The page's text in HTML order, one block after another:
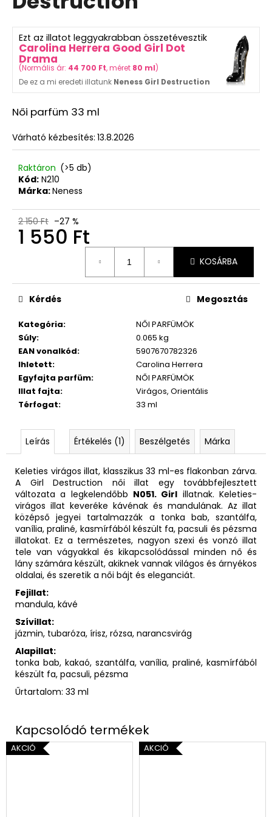
ből
csillag.
Ezt az illatot leggyakrabban összetévesztik
Carolina Herrera Good Girl Dot
Drama
(Normális ár: 44 700 Ft, méret 80 ml)
De ez a mi eredeti illatunk Neness Girl Destruction
Női parfüm 33 ml
Várható kézbesítés: 13.8.2026
Raktáron (>5 db)
Kód: N210
Márka:Neness
2 150 Ft –27 %
1 550 Ft
KOSÁRBA
Kategória:
NŐI PARFÜMÖK
Súly:
0.065 kg
EAN vonalkód:
5907670782326
Ihletett:
Carolina Herrera
Egyfajta parfüm:
NŐI PARFÜMÖK
Illat fajta:
Virágos, Orientális
Térfogat: 33 ml
Kérdés Megosztás
Leírás Értékelés (1) Beszélgetés Márka
Keleties virágos illat, klasszikus 33 ml-es flakonban zárva.
A Girl Destruction női illat egy továbbfejlesztett
változata a legkelendőbb N051. Girl illatnak. Keleties-
virágos illat keveréke kávénak és mandulának. Az illat
középső jegyei tartalmazzák a tonka bab, szantálfa,
vanília, praliné, kasmírfából készült fa, pacsuli és pézsma
illatokat. Ez a természetes, nagyon szexi és vonzó illat
tele van vágyakkal és kikapcsolódással minden nő és
lány számára készült, akiknek vannak világos és árnyékos
oldalai, és szeretik a női bájt és eleganciát.
Fejillat:
mandula, kávé
Szívillat:
jázmin, tubaróza, írisz, rózsa, narancsvirág
Alapillat:
tonka bab, kakaó, szantálfa, vanília, praliné, kasmírfából
készült fa, pacsuli, pézsma
Űrtartalom: 33 ml
AKCIÓ AKCIÓ
Ft